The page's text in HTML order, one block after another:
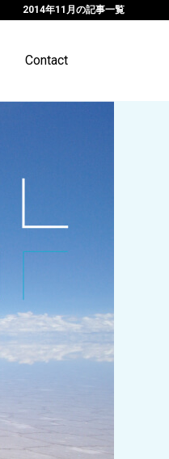
2014年11月の記事一覧
Contact